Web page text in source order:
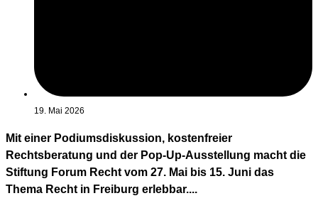
19. Mai 2026
Mit einer Podiumsdiskussion, kostenfreier
Rechtsberatung und der Pop-Up-Ausstellung macht die
Stiftung Forum Recht vom 27. Mai bis 15. Juni das
Thema Recht in Freiburg erlebbar....